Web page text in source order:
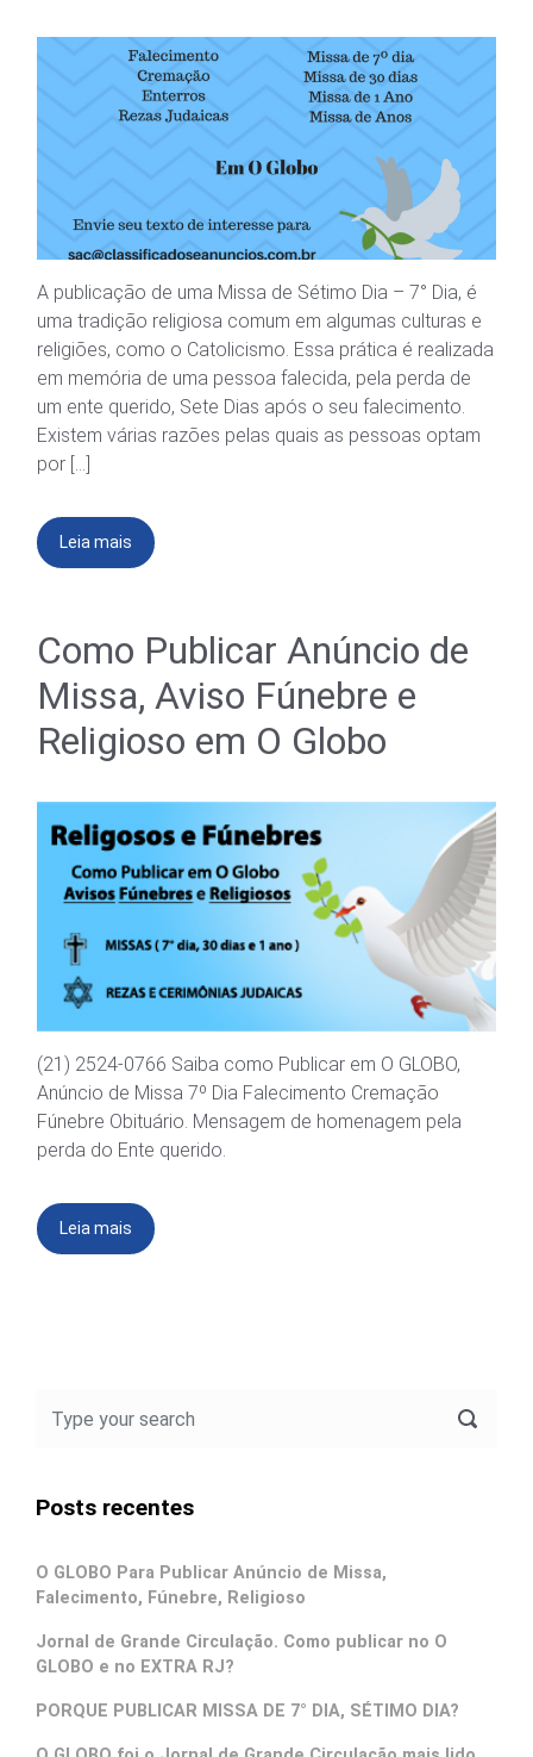
A publicação de uma Missa de Sétimo Dia – 7° Dia, é
uma tradição religiosa comum em algumas culturas e
religiões, como o Catolicismo. Essa prática é realizada
em memória de uma pessoa falecida, pela perda de
um ente querido, Sete Dias após o seu falecimento.
Existem várias razões pelas quais as pessoas optam
por […]
Leia mais
Como Publicar Anúncio de
Missa, Aviso Fúnebre e
Religioso em O Globo
(21) 2524-0766 Saiba como Publicar em O GLOBO,
Anúncio de Missa 7º Dia Falecimento Cremação
Fúnebre Obituário. Mensagem de homenagem pela
perda do Ente querido.
Leia mais
Posts recentes
O GLOBO Para Publicar Anúncio de Missa,
Falecimento, Fúnebre, Religioso
Jornal de Grande Circulação. Como publicar no O
GLOBO e no EXTRA RJ?
PORQUE PUBLICAR MISSA DE 7° DIA, SÉTIMO DIA?